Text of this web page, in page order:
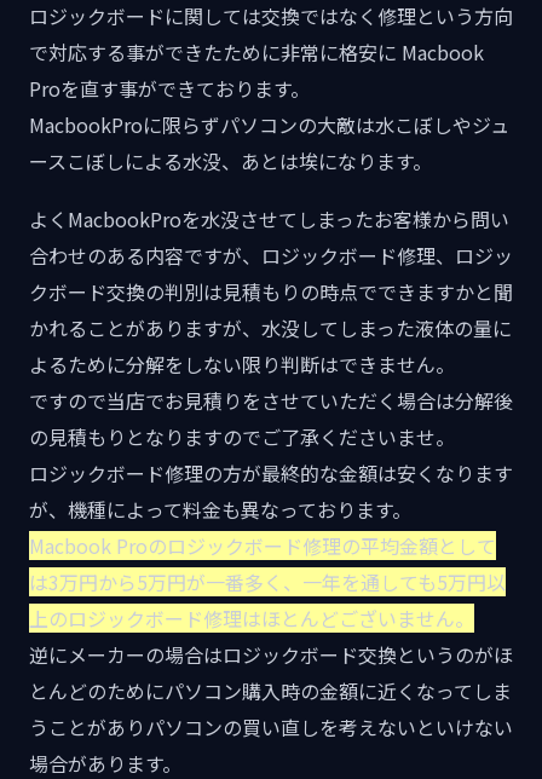
ロジックボードに関しては交換ではなく修理という方向
で対応する事ができたために非常に格安に Macbook
Proを直す事ができております。
MacbookProに限らずパソコンの大敵は水こぼしやジュ
ースこぼしによる水没、あとは埃になります。
よくMacbookProを水没させてしまったお客様から問い
合わせのある内容ですが、ロジックボード修理、ロジッ
クボード交換の判別は見積もりの時点でできますかと聞
かれることがありますが、水没してしまった液体の量に
よるために分解をしない限り判断はできません。
ですので当店でお見積りをさせていただく場合は分解後
の見積もりとなりますのでご了承くださいませ。
ロジックボード修理の方が最終的な金額は安くなります
が、機種によって料金も異なっております。
Macbook Proのロジックボード修理の平均金額として
は3万円から5万円が一番多く、一年を通しても5万円以
上のロジックボード修理はほとんどございません。
逆にメーカーの場合はロジックボード交換というのがほ
とんどのためにパソコン購入時の金額に近くなってしま
うことがありパソコンの買い直しを考えないといけない
場合があります。